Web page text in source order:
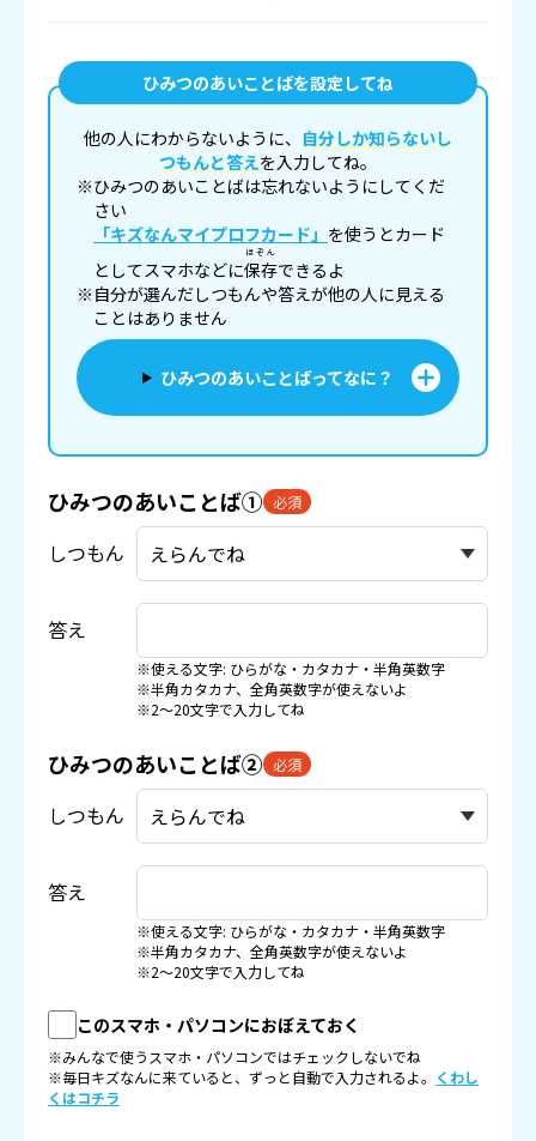
ひみつのあいことばを設定してね
他の人にわからないように、 自分しか知らないし
つもんと答えを入力してね。
※ひみつのあいことばは忘れないようにしてくだ
さい
「キズなんマイプロフカード」 を使うとカード
としてスマホなどに保存
ほぞん
できるよ
※自分が選んだしつもんや答えが他の人に見える
ことはありません
ひみつのあいことばってなに？
ひみつのあいことば① 必須
しつもん
答え
※使える文字: ひらがな・カタカナ・半角英数字
※半角カタカナ、全角英数字が使えないよ
※2〜20文字で入力してね
ひみつのあいことば② 必須
しつもん
答え
※使える文字: ひらがな・カタカナ・半角英数字
※半角カタカナ、全角英数字が使えないよ
※2〜20文字で入力してね
このスマホ・パソコンにおぼえておく
※みんなで使うスマホ・パソコンではチェックしないでね
※毎日キズなんに来ていると、ずっと自動で入力されるよ。 くわし
くはコチラ